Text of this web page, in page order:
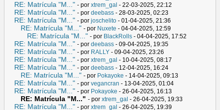
RE: Matrícula "M..." - por xtrem_gal - 22-03-2025, 22:12
RE: Matrícula "M..." - por deebass - 28-03-2025, 02:23
RE: Matrícula "M..." - por joschelito - 01-04-2025, 21:36
RE: Matrícula "M..." - por Nuxete - 04-04-2025, 12:59
RE: Matrícula "M..." - por BlackRolls - 04-04-2025, 17:52
RE: Matrícula "M..." - por deebass - 09-04-2025, 19:35
RE: Matrícula "M..." - por RALLY - 09-04-2025, 23:26
RE: Matrícula "M..." - por xtrem_gal - 10-04-2025, 08:17
RE: Matrícula "M..." - por deebass - 12-04-2025, 16:24
RE: Matrícula "M..." - por Pokayoke - 14-04-2025, 09:13
RE: Matrícula "M..." - por vegancran - 13-04-2025, 01:04
RE: Matrícula "M..." - por Pokayoke - 26-04-2025, 16:13
RE: Matrícula "M..." - por xtrem_gal - 26-04-2025, 19:33
RE: Matrícula "M..." - por xtrem_gal - 26-04-2025, 19:39